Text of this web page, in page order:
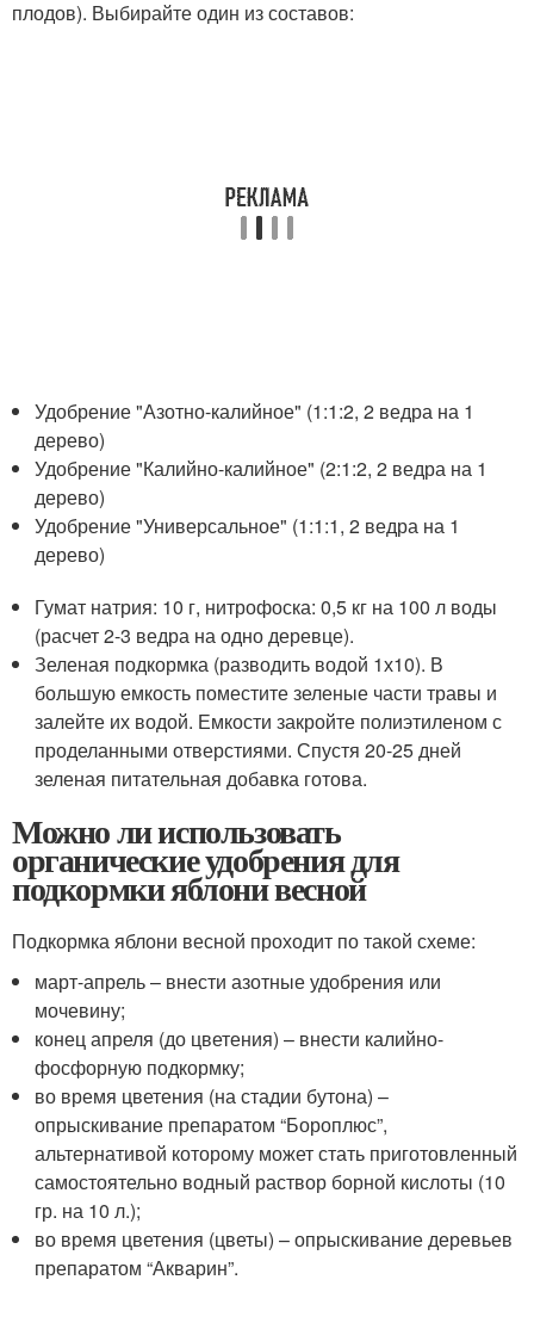
плодов). Выбирайте один из составов:
Удобрение "Азотно-калийное" (1:1:2, 2 ведра на 1
дерево)
Удобрение "Калийно-калийное" (2:1:2, 2 ведра на 1
дерево)
Удобрение "Универсальное" (1:1:1, 2 ведра на 1
дерево)
Гумат натрия: 10 г, нитрофоска: 0,5 кг на 100 л воды
(расчет 2-3 ведра на одно деревце).
Зеленая подкормка (разводить водой 1х10). В
большую емкость поместите зеленые части травы и
залейте их водой. Емкости закройте полиэтиленом с
проделанными отверстиями. Спустя 20-25 дней
зеленая питательная добавка готова.
Можно ли использовать
органические удобрения для
подкормки яблони весной
Подкормка яблони весной проходит по такой схеме:
март-апрель – внести азотные удобрения или
мочевину;
конец апреля (до цветения) – внести калийно-
фосфорную подкормку;
во время цветения (на стадии бутона) –
опрыскивание препаратом “Бороплюс”,
альтернативой которому может стать приготовленный
самостоятельно водный раствор борной кислоты (10
гр. на 10 л.);
во время цветения (цветы) – опрыскивание деревьев
препаратом “Акварин”.